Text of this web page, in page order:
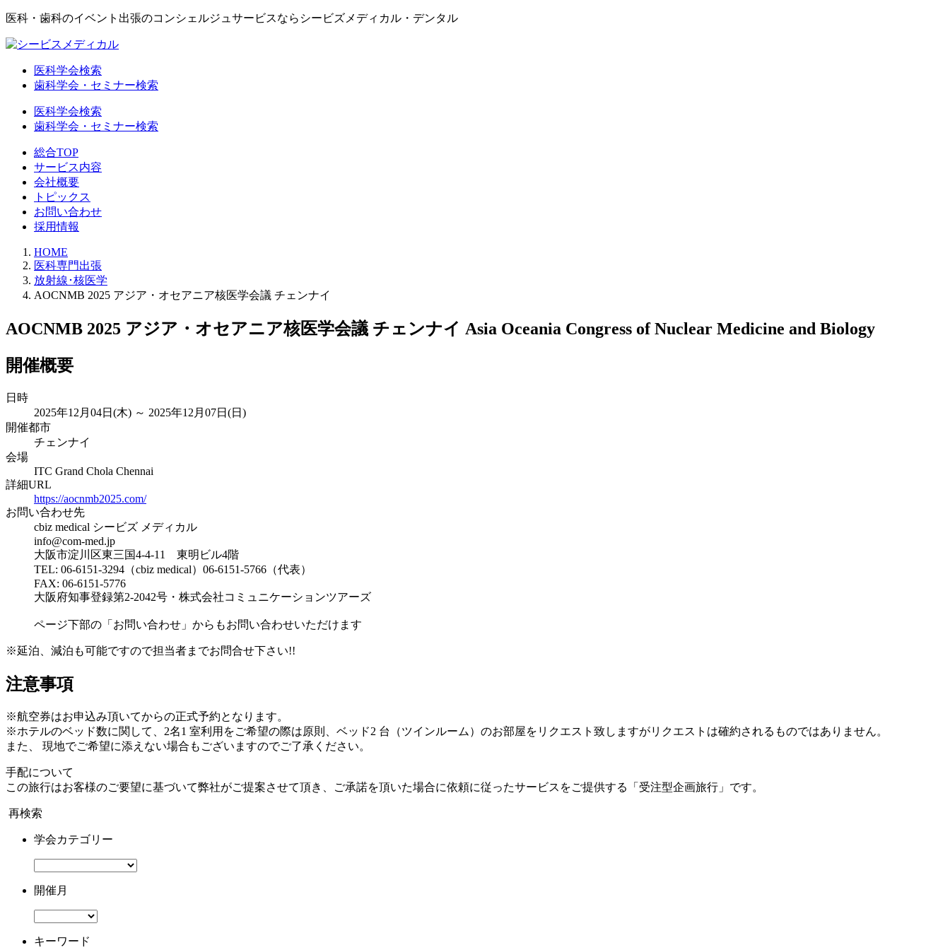
医科・歯科のイベント出張のコンシェルジュサービスならシービズメディカル・デンタル
医科学会検索
歯科学会・セミナー検索
医科学会検索
歯科学会・セミナー検索
総合TOP
サービス内容
会社概要
トピックス
お問い合わせ
採用情報
HOME
医科専門出張
放射線･核医学
AOCNMB 2025 アジア・オセアニア核医学会議 チェンナイ
AOCNMB 2025 アジア・オセアニア核医学会議 チェンナイ Asia Oceania Congress of Nuclear Medicine and Biology
開催概要
日時
2025年12月04日(木) ～ 2025年12月07日(日)
開催都市
チェンナイ
会場
ITC Grand Chola Chennai
詳細URL
https://aocnmb2025.com/
お問い合わせ先
cbiz medical シービズ メディカル
info@com-med.jp
大阪市淀川区東三国4-4-11 東明ビル4階
TEL: 06-6151-3294（cbiz medical）06-6151-5766（代表）
FAX: 06-6151-5776
大阪府知事登録第2-2042号・株式会社コミュニケーションツアーズ
ページ下部の「お問い合わせ」からもお問い合わせいただけます
※延泊、減泊も可能ですので担当者までお問合せ下さい!!
注意事項
※航空券はお申込み頂いてからの正式予約となります。
※ホテルのベッド数に関して、2名1 室利用をご希望の際は原則、ベッド2 台（ツインルーム）のお部屋をリクエスト致しますがリクエストは確約されるものではありません。
また、 現地でご希望に添えない場合もございますのでご了承ください。
手配について
この旅行はお客様のご要望に基づいて弊社がご提案させて頂き、ご承諾を頂いた場合に依頼に従ったサービスをご提供する「受注型企画旅行」です。
再検索
学会カテゴリー
開催月
キーワード